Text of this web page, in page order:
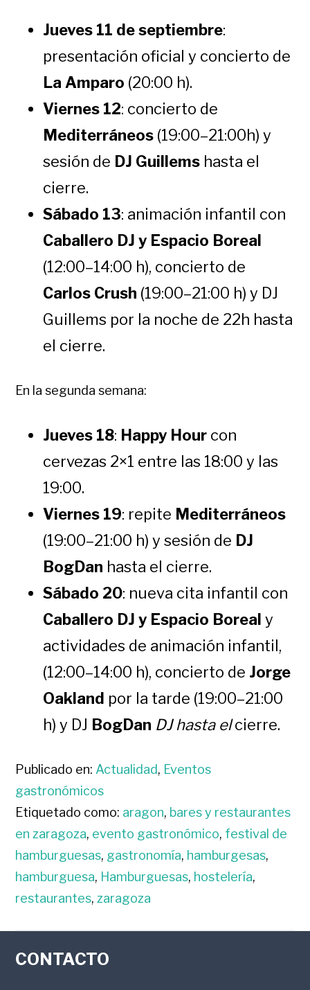
Jueves 11 de septiembre:
presentación oficial y concierto de
La Amparo (20:00 h).
Viernes 12: concierto de
Mediterráneos (19:00–21:00h) y
sesión de DJ Guillems hasta el
cierre.
Sábado 13: animación infantil con
Caballero DJ y Espacio Boreal
(12:00–14:00 h), concierto de
Carlos Crush (19:00–21:00 h) y DJ
Guillems por la noche de 22h hasta
el cierre.
En la segunda semana:
Jueves 18: Happy Hour con
cervezas 2×1 entre las 18:00 y las
19:00.
Viernes 19: repite Mediterráneos
(19:00–21:00 h) y sesión de DJ
BogDan hasta el cierre.
Sábado 20: nueva cita infantil con
Caballero DJ y Espacio Boreal y
actividades de animación infantil,
(12:00–14:00 h), concierto de Jorge
Oakland por la tarde (19:00–21:00
h) y DJ BogDan DJ hasta elcierre.
Publicado en: Actualidad, Eventos
gastronómicos
Etiquetado como: aragon, bares y restaurantes
en zaragoza, evento gastronómico, festival de
hamburguesas, gastronomía, hamburgesas,
hamburguesa, Hamburguesas, hostelería,
restaurantes,zaragoza
FOOTER
CONTACTO